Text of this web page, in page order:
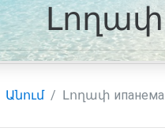
Լողափ
Անում Լողափ ипанема